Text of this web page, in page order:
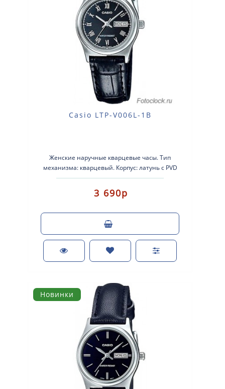
Casio LTP-V006L-1B
Женские наручные кварцевые часы. Тип
механизма: кварцевый. Корпус: латунь с PVD
покрыт..
3 690р
Новинки